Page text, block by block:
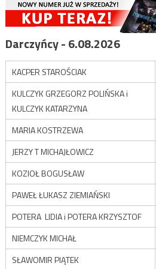
Darczyńcy - 6.08.2026
KACPER STAROŚCIAK
KULCZYK GRZEGORZ POLIŃSKA i
KULCZYK KATARZYNA
MARIA KOSTRZEWA
JERZY T MICHAJŁOWICZ
KOZIOŁ BOGUSŁAW
PAWEŁ ŁUKASZ ZIEMIAŃSKI
POTERA LIDIA i POTERA KRZYSZTOF
NIEMCZYK MICHAŁ
SŁAWOMIR PIĄTEK